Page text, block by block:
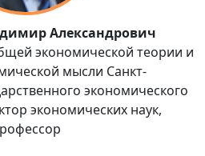
Александрович
экономической теории и
мысли Санкт-
экономического
экономических наук,